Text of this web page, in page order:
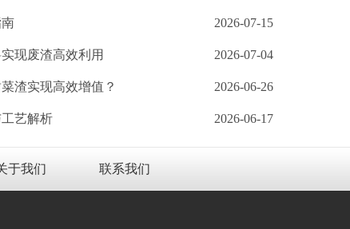
2026-07-15
现废渣高效利用 2026-07-04
渣实现高效增值？ 2026-06-26
艺解析 2026-06-17
于我们 联系我们